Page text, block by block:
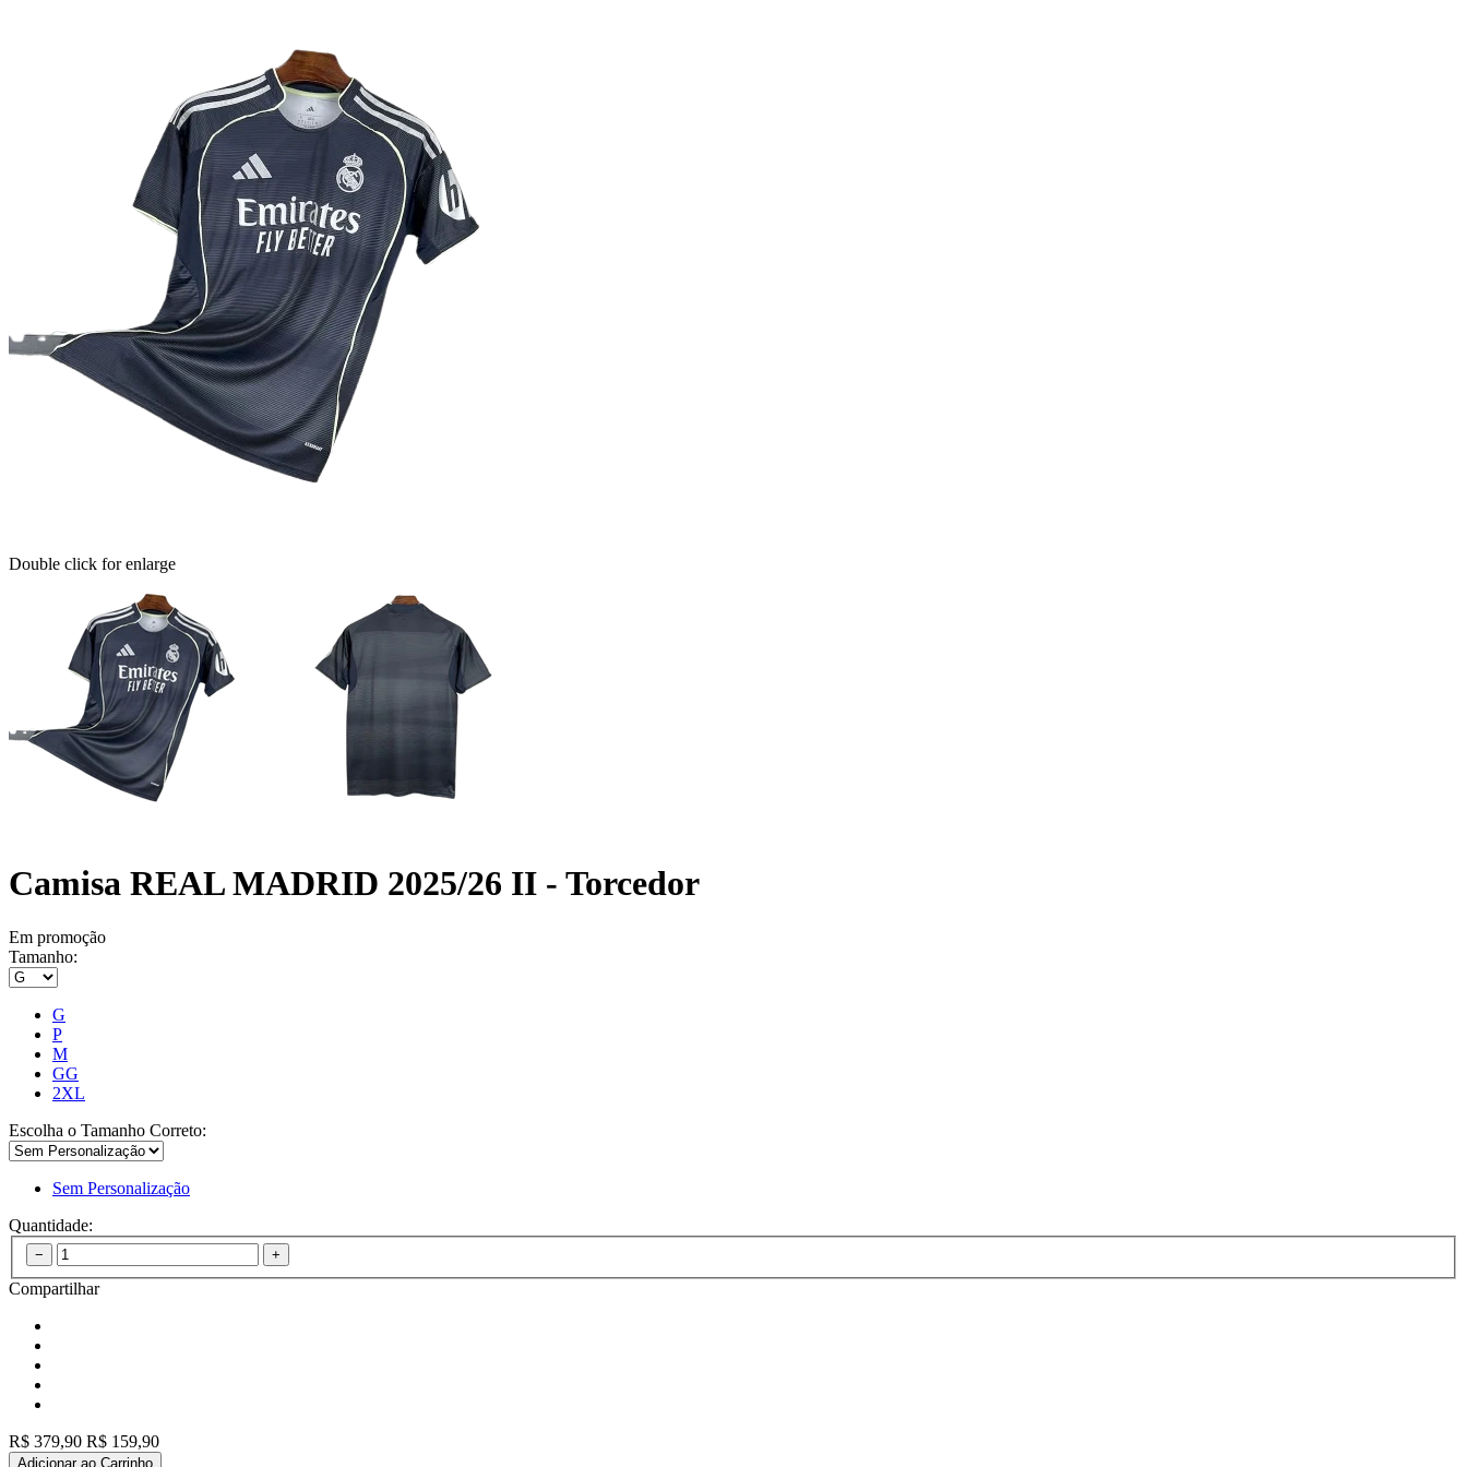
Double click for enlarge
Camisa REAL MADRID 2025/26 II - Torcedor
Em promoção
Tamanho:
G
P
M
GG
2XL
Escolha o Tamanho Correto:
Sem Personalização
Quantidade:
Compartilhar
R$ 379,90 R$ 159,90
Adicionar ao Carrinho